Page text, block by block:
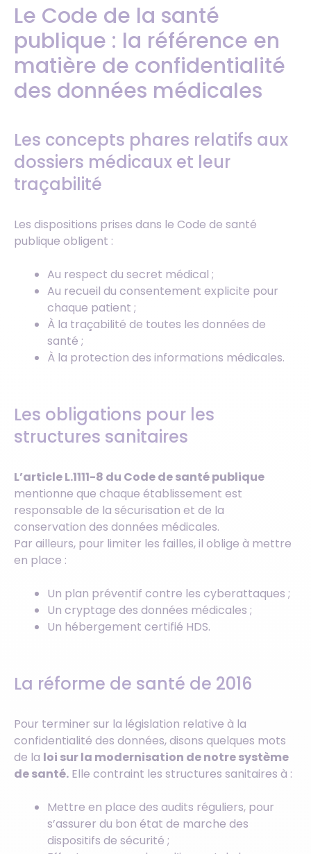
Le Code de la santé
publique : la référence en
matière de confidentialité
des données médicales
Les concepts phares relatifs aux
dossiers médicaux et leur
traçabilité
Les dispositions prises dans le Code de santé
publique obligent :
Au respect du secret médical ;
Au recueil du consentement explicite pour
chaque patient ;
À la traçabilité de toutes les données de
santé ;
À la protection des informations médicales.
Les obligations pour les
structures sanitaires
L’article L.1111-8 du Code de santé publique
mentionne que chaque établissement est
responsable de la sécurisation et de la
conservation des données médicales.
Par ailleurs, pour limiter les failles, il oblige à mettre
en place :
Un plan préventif contre les cyberattaques ;
Un cryptage des données médicales ;
Un hébergement certifié HDS.
La réforme de santé de 2016
Pour terminer sur la législation relative à la
confidentialité des données, disons quelques mots
de la loi sur la modernisation de notre système
de santé. Elle contraint les structures sanitaires à :
Mettre en place des audits réguliers, pour
s’assurer du bon état de marche des
dispositifs de sécurité ;